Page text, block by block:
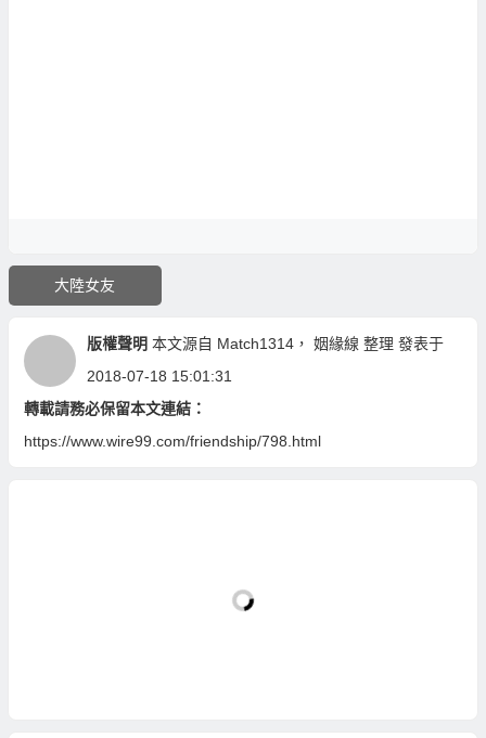
大陸女友
版權聲明本文源自 Match1314， 姻緣線 整理 發表于
2018-07-18 15:01:31
轉載請務必保留本文連結：
https://www.wire99.com/friendship/798.html